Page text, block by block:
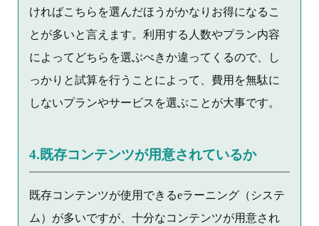
ければこちらを選んだほうがかなりお得になるこ
とが多いと言えます。利用する人数やプラン内容
によってどちらを選ぶべきか違ってくるので、し
っかりと試算を行うことによって、費用を無駄に
しないプランやサービスを選ぶことが大事です。
4.既存コンテンツが用意されているか
既存コンテンツが使用できるeラーニング（システ
ム）が多いですが、十分なコンテンツが用意され